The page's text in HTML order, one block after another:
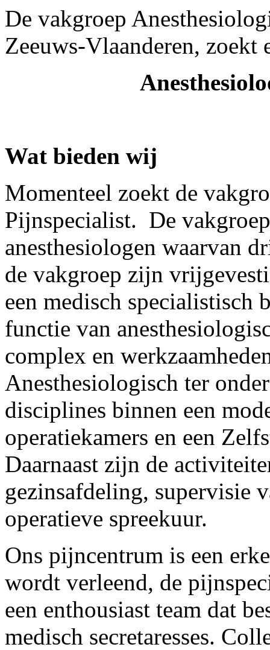
De vakgroep
Zeeuws-Vlaanderen,
Wat bieden wij
Momenteel zoekt de
Pijnspecialist. De
anesthesiologen waarvan
de vakgroep zijn
een medisch specialistisch
functie van
complex en
Anesthesiologisch ter
disciplines binnen een
operatiekamers en een
Daarnaast zijn de
gezinsafdeling, supervisie
operatieve spreekuur.
Ons pijncentrum is een
wordt verleend, de
een enthousiast team dat
medisch secretaresses.